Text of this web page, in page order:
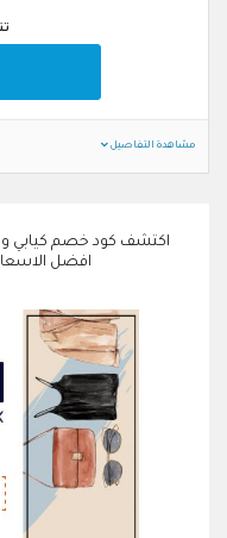
مشاهدة التفاصيل
اكتشف كود خصم كيابي
افضل الاسعار